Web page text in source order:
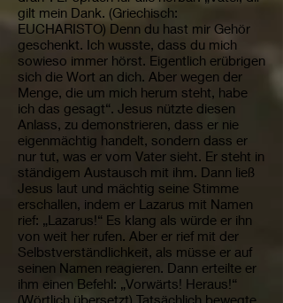
gilt mein Dank. (Griechisch:
EUCHARISTO) Denn du hast mir Gehör
geschenkt. Ich wusste, dass du mich
sowieso immer hörst. Eigentlich erübrigen
sich die Wort an dich. Aber wegen der
Menge, die um mich herum steht, habe
ich das gesagt“. Jesus nützte diesen
Anlass, zu demonstrieren, dass er nie
eigenmächtig handelt, sondern dass er
nur tut, was er vom Vater sieht. Er steht in
ständigem Austausch mit ihm. Dann ließ
Jesus laut und mächtig seine Stimme
erschallen, indem er Lazarus mit Namen
rief: „Lazarus!“ Es klang als würde er ihn
von weit her rufen. Aber er rief mit der
Selbstverständlichkeit, als müsse er auf
seinen Namen reagieren. Dann erteilte er
ihm einen Befehl: „Vorwärts! Heraus!“
(Wörtlich übersetzt) Tatsächlich bewegte